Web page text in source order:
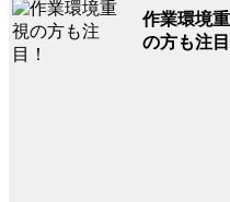
作業環境
の方も注目